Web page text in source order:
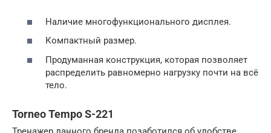
Наличие многофункционального дисплея.
Компактный размер.
Продуманная конструкция, которая позволяет
распределить равномерно нагрузку почти на всё
тело.
Torneo Tempo S-221